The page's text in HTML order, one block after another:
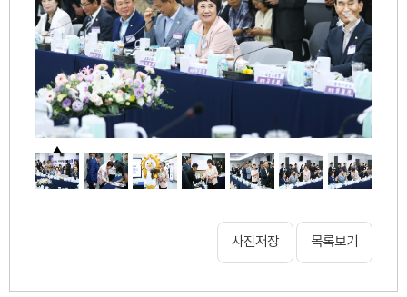
목록보기
사진저장